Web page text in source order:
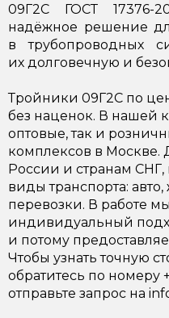
09Г2С ГОСТ 17376-
надёжное решение
в трубопроводных
их долговечную и
Тройники 09Г2С по
без наценок. В нашей
оптовые, так и
комплексов в Москве.
России и странам
виды транспорта:
перевозки. В работе
индивидуальный
и потому
Чтобы узнать точную
обратитесь по номеру
отправьте запрос на